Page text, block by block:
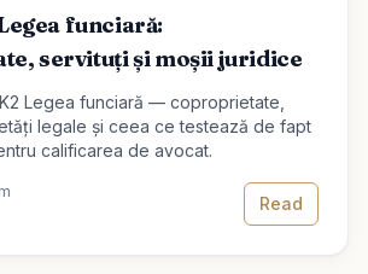
funciară:
servituți și moșii juridice
Legea funciară — coproprietate,
legale și ceea ce testează de fapt
calificarea de avocat.
Read